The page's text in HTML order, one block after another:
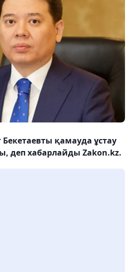
қамауда ұстау
деп хабарлайды Zakon.kz.